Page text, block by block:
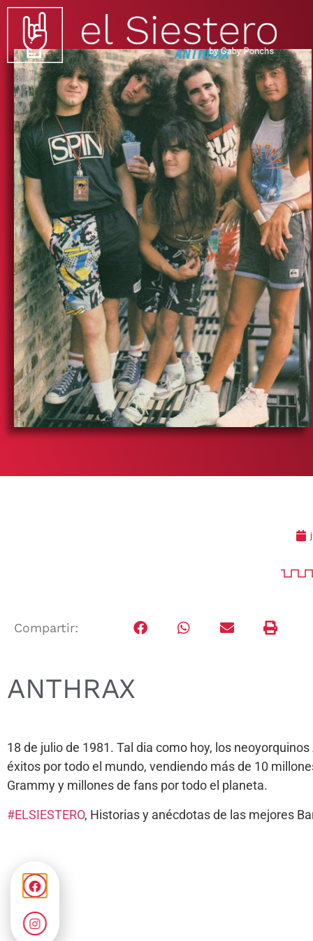
Compartir:
ANTHRAX
18 de julio de 1981. Tal dia como hoy, los
éxitos por todo el mundo, vendiendo más de 10
Grammy y millones de fans por todo el planeta.
#ELSIESTERO, Historias y anécdotas de las mejores